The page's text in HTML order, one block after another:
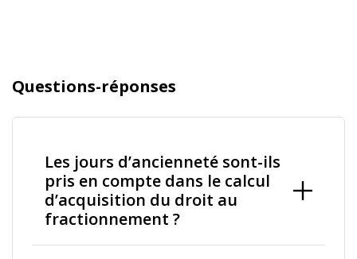
Questions-réponses
Les jours d’ancienneté sont-ils
pris en compte dans le calcul
d’acquisition du droit au
fractionnement ?